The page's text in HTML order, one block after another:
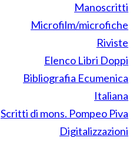
Manoscritti
Microfilm/microfiche
Riviste
Elenco Libri Doppi
Bibliografia Ecumenica
Italiana
Scritti di mons. Pompeo Piva
Digitalizzazioni